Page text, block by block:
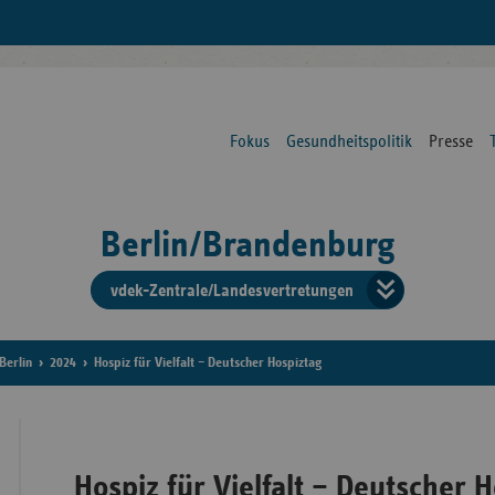
Fokus Gesundheitspolitik Presse
Berlin/Brandenburg
vdek-Zentrale/Landesvertretungen
der
Berlin 2024 Hospiz für Vielfalt – Deutscher Hospiztag
Hospiz für Vielfalt – Deutscher